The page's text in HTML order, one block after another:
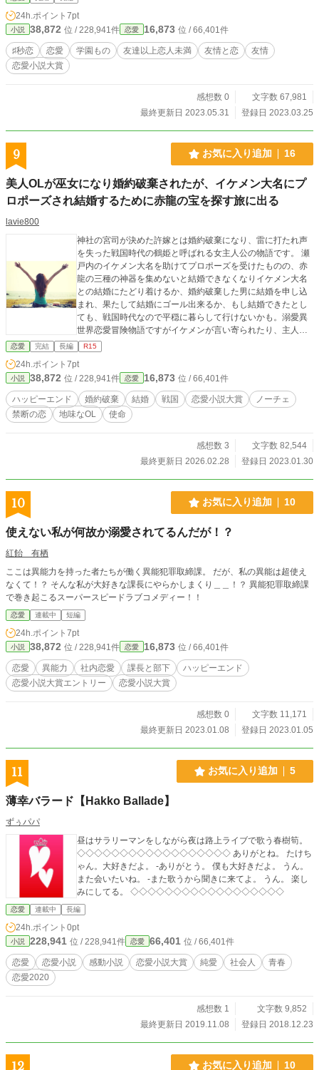
深まる幸せなひととき。 ★シリーズものですが、 ・悠里と剛
士は、ストーカー事件をきっかけに知り合い、友だち以上恋
人未満な仲 ・２人の親友、彩奈と拓真を含めた仲良し４人組
であることを前提に、本作からでもお楽しみいただけます♡
★１作目 『私の恋はドキドキと、貴方への恋を刻む』 ストー
一緒に乗り越えましょう』 剛士と元彼女とのトラウマの話 こ
ちらもぜひ、よろしくお願いします！
24h.ポイント 7pt
小説 38,872 位 / 228,941件 恋愛 16,873 位 / 66,401件
♯秒恋 恋愛 学園もの 友達以上恋人未満 友情と恋
友情
恋愛小説大賞
感想数 0
文字数 67,981
最終更新日 2023.05.31
登録日 2023.03.25
9 お気に入り追加 16
美人OLが巫女になり婚約破棄されたが、イケメン大名にプ
ロポーズされ結婚するために赤龍の宝を探す旅に出る
lavie800
神社の宮司が決めた許嫁とは婚約破棄になり、雷に打たれ声
を失った戦国時代の鶴姫と呼ばれる女主人公の物語です。 瀬
戸内のイケメン大名を助けてプロポーズを受けたものの、赤
龍の三種の神器を集めないと結婚できなくなりイケメン大名
との結婚にたどり着けるか、婚約破棄した男に結婚を申し込
まれ、果たして結婚にゴール出来るか、もし結婚できたとし
ても、戦国時代なので平穏に暮らして行けないかも。溺愛異
世界恋愛冒険物語ですがイケメンが言い寄られたり、主人公
も別の人に告白されたり！？
恋愛 完結 長編 R15
24h.ポイント 7pt
小説 38,872 位 / 228,941件 恋愛 16,873 位 / 66,401件
ハッピーエンド 婚約破棄 結婚 戦国 恋愛小説大賞
ノーチェ
禁断の恋
地味なOL 使命
感想数 3
文字数 82,544
最終更新日 2026.02.28
登録日 2023.01.30
10 お気に入り追加 10
使えない私が何故か溺愛されてるんだが！？
紅飴 有栖
ここは異能力を持った者たちが働く異能犯罪取締課。 だが、私の異能は超使え
なくて！？ そんな私が大好きな課長にやらかしまくり＿＿！？ 異能犯罪取締課
で巻き起こるスーパースピードラブコメディー！！
恋愛 連載中 短編
24h.ポイント 7pt
小説 38,872 位 / 228,941件 恋愛 16,873 位 / 66,401件
恋愛 異能力 社内恋愛 課長と部下
ハッピーエンド
恋愛小説大賞エントリー
恋愛小説大賞
感想数 0
文字数 11,171
最終更新日 2023.01.08
登録日 2023.01.05
11 お気に入り追加 5
薄幸バラード【Hakko Ballade】
ずぅパパ
昼はサラリーマンをしながら夜は路上ライブで歌う春樹筍。
◇◇◇◇◇◇◇◇◇◇◇◇◇◇◇◇◇◇ ありがとね。 たけち
ゃん。大好きだよ。 -ありがとう。 僕も大好きだよ。 うん。
また会いたいね。 -また歌うから聞きに来てよ。 うん。 楽し
みにしてる。 ◇◇◇◇◇◇◇◇◇◇◇◇◇◇◇◇◇◇
恋愛 連載中 長編
24h.ポイント 0pt
小説 228,941 位 / 228,941件 恋愛 66,401 位 / 66,401件
恋愛 恋愛小説 感動小説 恋愛小説大賞 純愛 社会人
青春
恋愛2020
感想数 1
文字数 9,852
最終更新日 2019.11.08
登録日 2018.12.23
12 お気に入り追加 10